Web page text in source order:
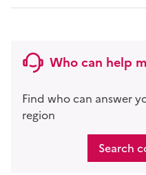
Who can help
Find who can answer
region
Search